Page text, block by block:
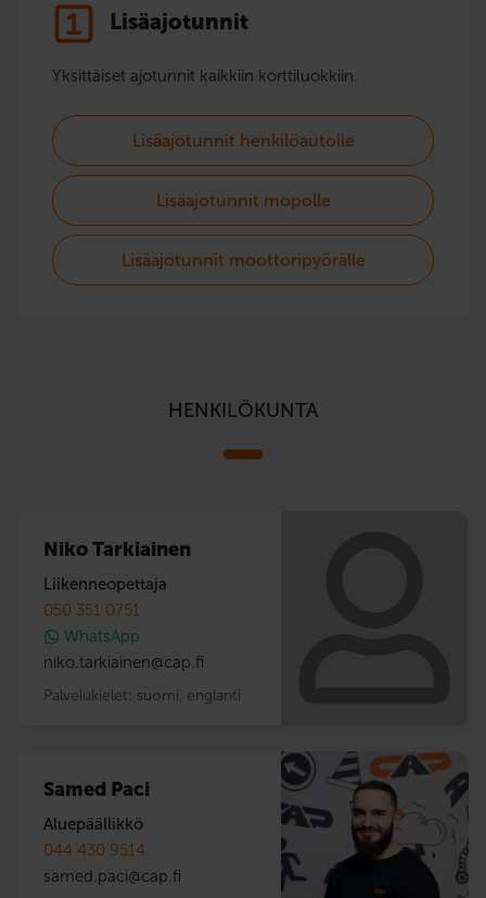
Lisäajotunnit
Yksittäiset ajotunnit kaikkiin korttiluokkiin.
Lisäajotunnit henkilöautolle
Lisäajotunnit mopolle
Lisäajotunnit moottoripyörälle
HENKILÖKUNTA
Niko Tarkiainen
Liikenneopettaja
050 351 0751
WhatsApp
niko.tarkiainen@cap.fi
Palvelukielet: suomi, englanti
Samed Paci
Aluepäällikkö
044 430 9514
samed.paci@cap.fi